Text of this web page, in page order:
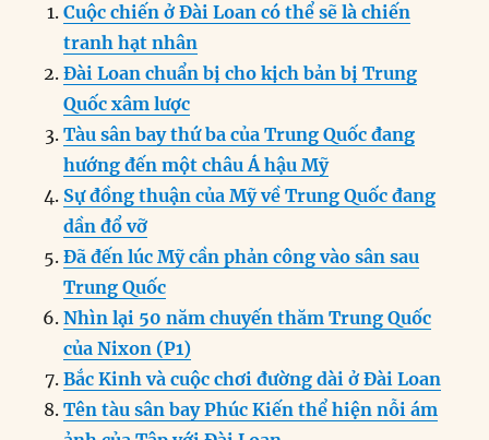
Cuộc chiến ở Đài Loan có thể sẽ là chiến
tranh hạt nhân
Đài Loan chuẩn bị cho kịch bản bị Trung
Quốc xâm lược
Tàu sân bay thứ ba của Trung Quốc đang
hướng đến một châu Á hậu Mỹ
Sự đồng thuận của Mỹ về Trung Quốc đang
dần đổ vỡ
Đã đến lúc Mỹ cần phản công vào sân sau
Trung Quốc
Nhìn lại 50 năm chuyến thăm Trung Quốc
của Nixon (P1)
Bắc Kinh và cuộc chơi đường dài ở Đài Loan
Tên tàu sân bay Phúc Kiến thể hiện nỗi ám